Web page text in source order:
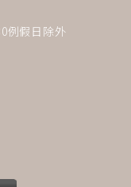
例假日除外